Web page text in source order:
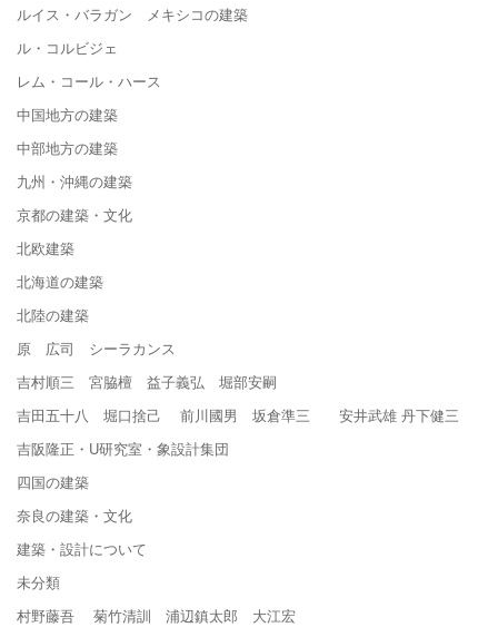
ルイス・バラガン メキシコの建築
ル・コルビジェ
レム・コール・ハース
中国地方の建築
中部地方の建築
九州・沖縄の建築
京都の建築・文化
北欧建築
北海道の建築
北陸の建築
原 広司 シーラカンス
吉村順三 宮脇檀 益子義弘 堀部安嗣
吉田五十八 堀口捨己 前川國男 坂倉準三 安井武雄 丹下健三
吉阪隆正・U研究室・象設計集団
四国の建築
奈良の建築・文化
建築・設計について
未分類
村野藤吾 菊竹清訓 浦辺鎮太郎 大江宏